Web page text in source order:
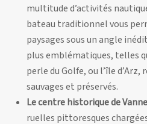
multitude d’activités
bateau traditionnel vous
paysages sous un angle
plus emblématiques, telles
perle du Golfe, ou l’île d’Arz,
sauvages et préservés.
Le centre historique de
ruelles pittoresques